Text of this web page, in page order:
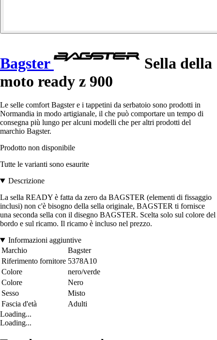
Bagster
Sella della
moto ready z 900
Le selle comfort Bagster e i tappetini da serbatoio sono prodotti in
Normandia in modo artigianale, il che può comportare un tempo di
consegna più lungo per alcuni modelli che per altri prodotti del
marchio Bagster.
Prodotto non disponibile
Tutte le varianti sono esaurite
Descrizione
La sella READY è fatta da zero da BAGSTER (elementi di fissaggio
inclusi) non c'è bisogno della sella originale, BAGSTER ti fornisce
una seconda sella con il disegno BAGSTER. Scelta solo sul colore del
bordo e sul ricamo. Il ricamo è incluso nel prezzo.
Informazioni aggiuntive
Marchio
Bagster
Riferimento fornitore 5378A10
Colore
nero/verde
Colore
Nero
Sesso
Misto
Fascia d'età
Adulti
Loading...
Loading...